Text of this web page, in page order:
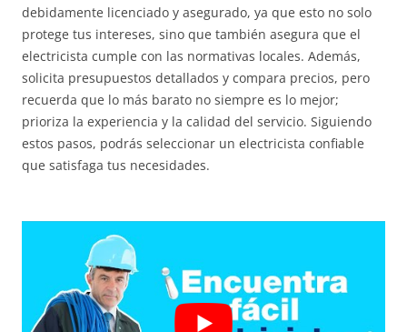
debidamente licenciado y asegurado, ya que esto no solo
protege tus intereses, sino que también asegura que el
electricista cumple con las normativas locales. Además,
solicita presupuestos detallados y compara precios, pero
recuerda que lo más barato no siempre es lo mejor;
prioriza la experiencia y la calidad del servicio. Siguiendo
estos pasos, podrás seleccionar un electricista confiable
que satisfaga tus necesidades.